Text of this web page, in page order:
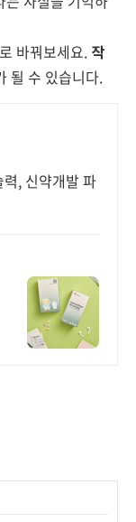
바꿔보세요. 작
될 수 있습니다.
, 신약개발 파